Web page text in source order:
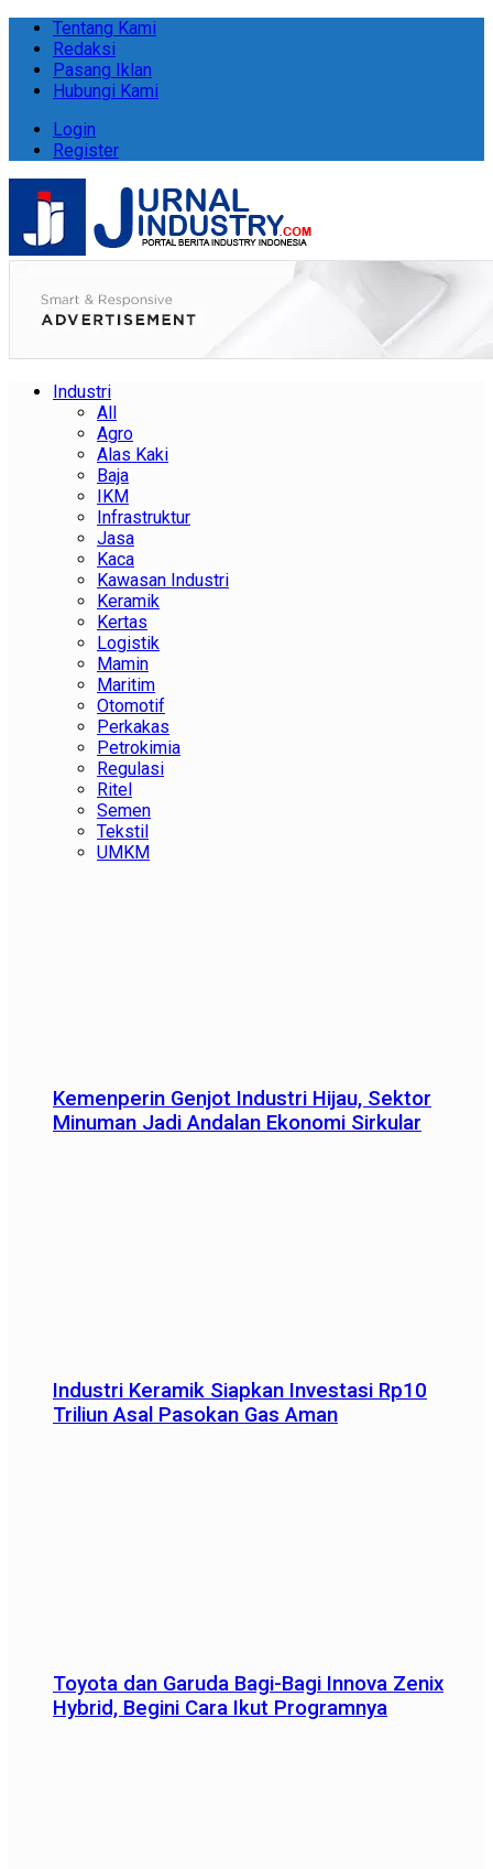
Tentang Kami
Redaksi
Pasang Iklan
Hubungi Kami
Login
Register
Industri
All
Agro
Alas Kaki
Baja
IKM
Infrastruktur
Jasa
Kaca
Kawasan Industri
Keramik
Kertas
Logistik
Mamin
Maritim
Otomotif
Perkakas
Petrokimia
Regulasi
Ritel
Semen
Tekstil
UMKM
Kemenperin Genjot Industri Hijau, Sektor
Minuman Jadi Andalan Ekonomi Sirkular
Industri Keramik Siapkan Investasi Rp10
Triliun Asal Pasokan Gas Aman
Toyota dan Garuda Bagi-Bagi Innova Zenix
Hybrid, Begini Cara Ikut Programnya